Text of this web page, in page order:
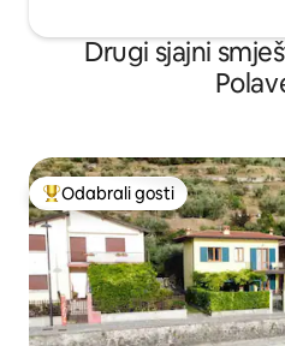
Drugi sjajni
Među najviše rangiranima s
Odabrali gosti